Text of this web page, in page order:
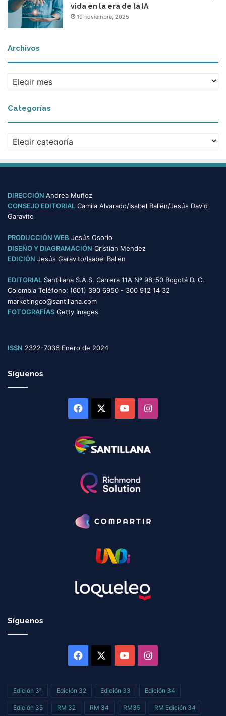
vida en la era de la IA
19 noviembre, 2025
Archivos
r
h
i
Categorías
a
e
o
r
s
DIRECCIÓN Andrea Muñoz
CONSEJO EDITORIAL Camila Alvarado/Isabel Ballén/Jesús David
Garavito
PRODUCCIÓN WEB Jesús Osorio
DISEÑO Y DIAGRAMACIÓN Cristian Mendez
EDICIÓN Jesús Garavito/Isabel Ballén
EDITORIAL Santillana S.A.S. Carrera 11A Nº 98-50 Bogotá D. C.
Colombia Teléfono: (601) 390 6950 - 300 912 14 32
marketingco@santillana.com
FOTOGRAFÍAS Getty Images
ISSN 2322-7036 Enero de 2024
Síguenos
Facebook YouTubeInstagram
Síguenos
Facebook YouTubeInstagram
Edición 31 Edición 32 Edición 33 Edición 34
Edición 35 RM 32 RM 34 RM35 RM Edición 34